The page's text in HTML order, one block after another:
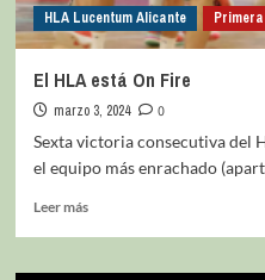
HLA Lucentum Alicante Primera
El HLA está On Fire
marzo 3, 2024
0
Sexta victoria consecutiva del
el equipo más enrachado
Leer más